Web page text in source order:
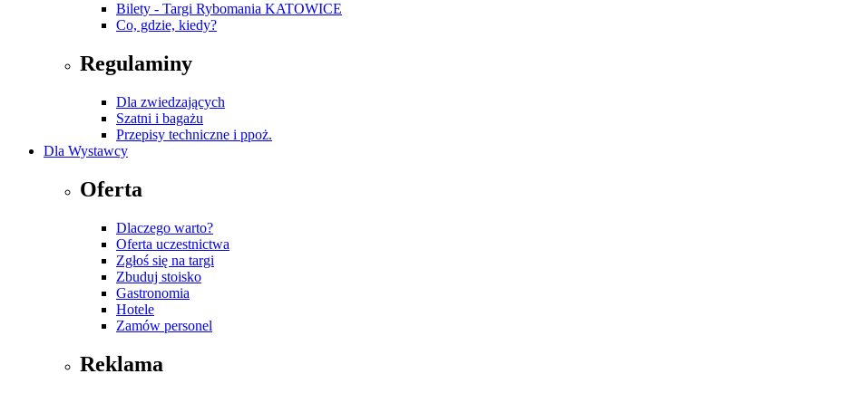
Bilety - Targi Rybomania KATOWICE
Co, gdzie, kiedy?
Regulaminy
Dla zwiedzających
Szatni i bagażu
Przepisy techniczne i ppoż.
Dla Wystawcy
Oferta
Dlaczego warto?
Oferta uczestnictwa
Zgłoś się na targi
Zbuduj stoisko
Gastronomia
Hotele
Zamów personel
Reklama